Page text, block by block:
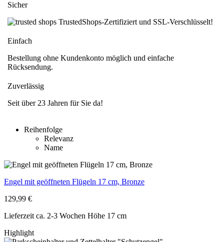
Sicher
TrustedShops-Zertifiziert und SSL-Verschlüsselt!
Einfach
Bestellung ohne Kundenkonto möglich und einfache
Rücksendung.
Zuverlässig
Seit über 23 Jahren für Sie da!
Reihenfolge
Relevanz
Name
Engel mit geöffneten Flügeln 17 cm, Bronze
129,99 €
Lieferzeit ca. 2-3 Wochen Höhe 17 cm
Highlight